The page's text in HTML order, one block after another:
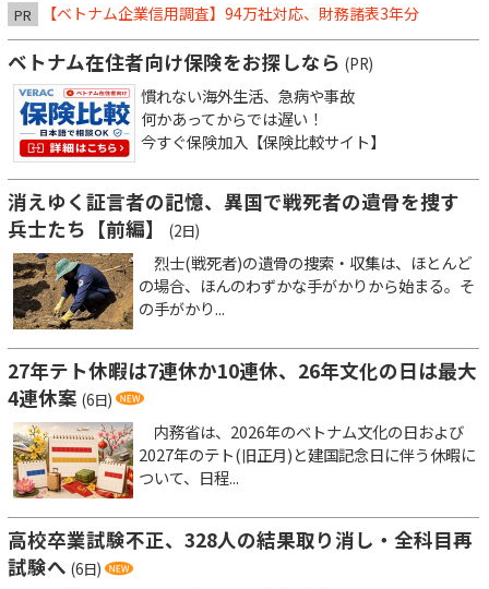
PR 【ベトナム企業信用調査】94万社対応、財務諸表3年分
ベトナム在住者向け保険をお探しなら (PR)
慣れない海外生活、急病や事故
何かあってからでは遅い！
今すぐ保険加入【保険比較サイト】
消えゆく証言者の記憶、異国で戦死者の遺骨を捜す
兵士たち【前編】
(2日)
烈士(戦死者)の遺骨の捜索・収集は、ほとんど
の場合、ほんのわずかな手がかりから始まる。そ
の手がかり...
27年テト休暇は7連休か10連休、26年文化の日は最大
4連休案 (6日)
内務省は、2026年のベトナム文化の日および
2027年のテト(旧正月)と建国記念日に伴う休暇に
ついて、日程...
高校卒業試験不正、328人の結果取り消し・全科目再
試験へ (6日)